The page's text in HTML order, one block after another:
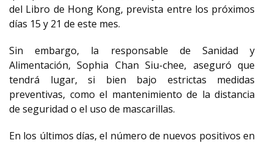
del Libro de Hong Kong, prevista entre los próximos
días 15 y 21 de este mes.
Sin embargo, la responsable de Sanidad y
Alimentación, Sophia Chan Siu-chee, aseguró que
tendrá lugar, si bien bajo estrictas medidas
preventivas, como el mantenimiento de la distancia
de seguridad o el uso de mascarillas.
En los últimos días, el número de nuevos positivos en